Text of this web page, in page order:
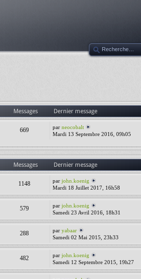
Messages Dernier message
669 parneocobalt
Mardi 13 Septembre 2016, 09h05
Messages Dernier message
1148 parjohn.koenig
Mardi 18 Juillet 2017, 16h58
579 parjohn.koenig
Samedi 23 Avril 2016, 18h31
288 paryabaar
Samedi 02 Mai 2015, 23h33
482 parjohn.koenig
Samedi 12 Septembre 2015, 19h27